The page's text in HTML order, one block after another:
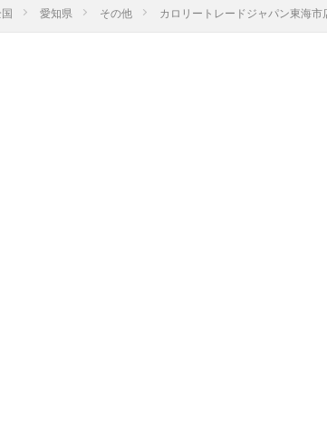
愛知県 その他 カロリートレードジャパン東海市